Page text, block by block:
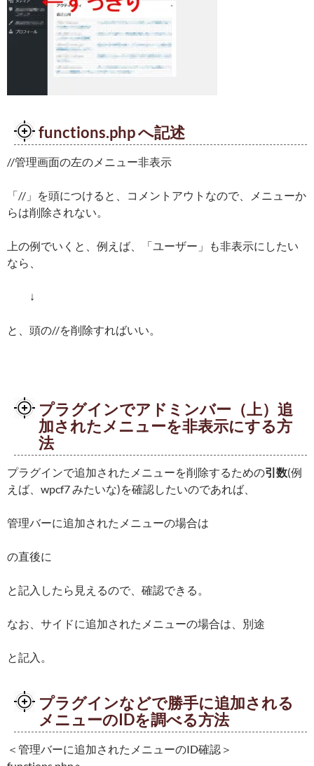
functions.php へ記述
//管理画面の左のメニュー非表示
「//」を頭につけると、コメントアウトなので、メニューか
らは削除されない。
上の例でいくと、例えば、「ユーザー」も非表示にしたい
なら、
↓
と、頭の//を削除すればいい。
プラグインでアドミンバー（上）追
加されたメニューを非表示にする方
法
プラグインで追加されたメニューを削除するための引数(例
えば、wpcf7 みたいな)を確認したいのであれば、
管理バーに追加されたメニューの場合は
の直後に
と記入したら見えるので、確認できる。
なお、サイドに追加されたメニューの場合は、別途
と記入。
プラグインなどで勝手に追加される
メニューのIDを調べる方法
＜管理バーに追加されたメニューのID確認＞